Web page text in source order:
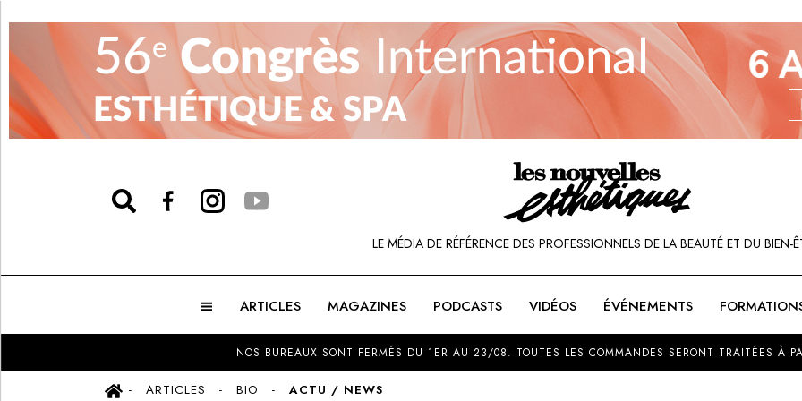
LE MÉDIA DE RÉFÉRENCE DES PROFESSIONNELS DE LA BEAUTÉ ET DU BIEN-
ARTICLES MAGAZINES PODCASTS VIDÉOS ÉVÉNEMENTS
NOS BUREAUX SONT FERMÉS DU 1ER AU 23/08. TOUTES LES COMMANDES SERONT TRAITÉES À
ARTICLES BIO ACTU / NEWS